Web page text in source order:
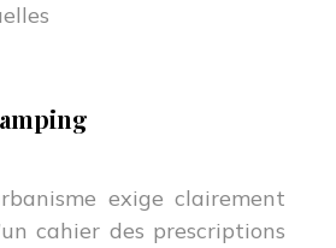
exige clairement
cahier des prescriptions